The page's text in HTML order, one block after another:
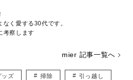
く愛する30代です。
考察します
mier 記事一覧へ
ッズ 掃除 引っ越し